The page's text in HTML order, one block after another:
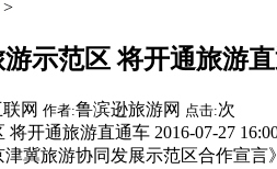
>
示范区 将开通旅游
网 作者:鲁滨逊旅游网 点击:次
开通旅游直通车 2016-07-27
冀旅游协同发展示范区合作宣言